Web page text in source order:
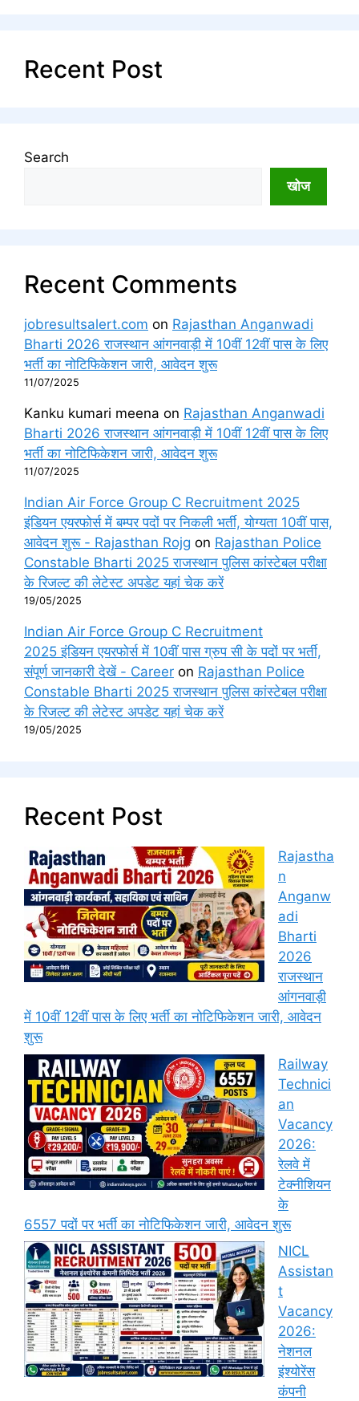
Recent Post
Search
खोज
Recent Comments
jobresultsalert.com on Rajasthan Anganwadi
Bharti 2026 राजस्थान आंगनवाड़ी में 10वीं 12वीं पास के लिए
भर्ती का नोटिफिकेशन जारी, आवेदन शुरू
11/07/2025
Kanku kumari meena on Rajasthan Anganwadi
Bharti 2026 राजस्थान आंगनवाड़ी में 10वीं 12वीं पास के लिए
भर्ती का नोटिफिकेशन जारी, आवेदन शुरू
11/07/2025
Indian Air Force Group C Recruitment 2025
इंडियन एयरफोर्स में बम्पर पदों पर निकली भर्ती, योग्यता 10वीं पास,
आवेदन शुरू - Rajasthan Rojg on Rajasthan Police
Constable Bharti 2025 राजस्थान पुलिस कांस्टेबल परीक्षा
के रिजल्ट की लेटेस्ट अपडेट यहां चेक करें
19/05/2025
Indian Air Force Group C Recruitment
2025 इंडियन एयरफोर्स में 10वीं पास ग्रुप सी के पदों पर भर्ती,
संपूर्ण जानकारी देखें - Career on Rajasthan Police
Constable Bharti 2025 राजस्थान पुलिस कांस्टेबल परीक्षा
के रिजल्ट की लेटेस्ट अपडेट यहां चेक करें
19/05/2025
Recent Post
Rajastha
n
Anganw
adi
Bharti
2026
राजस्थान
आंगनवाड़ी
में 10वीं 12वीं पास के लिए भर्ती का नोटिफिकेशन जारी, आवेदन
शुरू
Railway
Technici
an
Vacancy
2026:
रेलवे में
टेक्नीशियन
के
6557 पदों पर भर्ती का नोटिफिकेशन जारी, आवेदन शुरू
NICL
Assistan
t
Vacancy
2026:
नेशनल
इंश्योरेंस
कंपनी